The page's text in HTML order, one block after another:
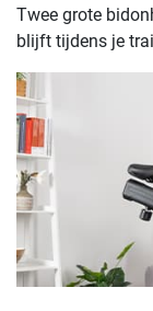
Twee grote
blijft tijdens je